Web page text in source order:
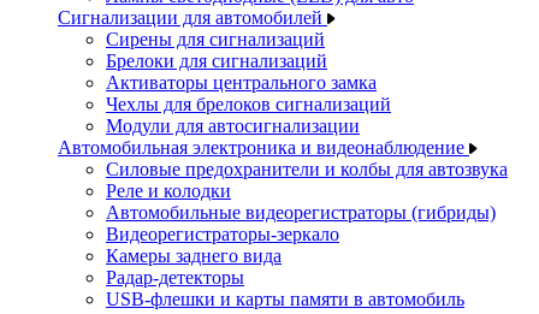
Сигнализации для автомобилей
Сирены для сигнализаций
Брелоки для сигнализаций
Активаторы центрального замка
Чехлы для брелоков сигнализаций
Модули для автосигнализации
Автомобильная электроника и видеонаблюдение
Силовые предохранители и колбы для автозвука
Реле и колодки
Автомобильные видеорегистраторы (гибриды)
Видеорегистраторы-зеркало
Камеры заднего вида
Радар-детекторы
USB-флешки и карты памяти в автомобиль